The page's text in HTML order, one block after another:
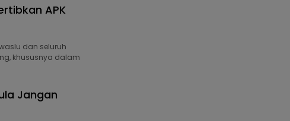
APK
dan seluruh
khususnya dalam
Jangan